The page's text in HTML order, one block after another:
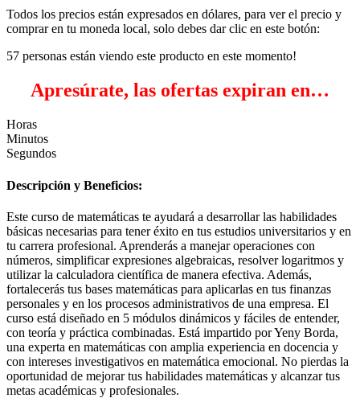
Todos los precios están expresados en dólares, para ver el precio y
comprar en tu moneda local, solo debes dar clic en este botón:
57 personas están viendo este producto en este momento!
Apresúrate, las ofertas expiran en…
Horas
Minutos
Segundos
Descripción y Beneficios:
Este curso de matemáticas te ayudará a desarrollar las habilidades
básicas necesarias para tener éxito en tus estudios universitarios y en
tu carrera profesional. Aprenderás a manejar operaciones con
números, simplificar expresiones algebraicas, resolver logaritmos y
utilizar la calculadora científica de manera efectiva. Además,
fortalecerás tus bases matemáticas para aplicarlas en tus finanzas
personales y en los procesos administrativos de una empresa. El
curso está diseñado en 5 módulos dinámicos y fáciles de entender,
con teoría y práctica combinadas. Está impartido por Yeny Borda,
una experta en matemáticas con amplia experiencia en docencia y
con intereses investigativos en matemática emocional. No pierdas la
oportunidad de mejorar tus habilidades matemáticas y alcanzar tus
metas académicas y profesionales.